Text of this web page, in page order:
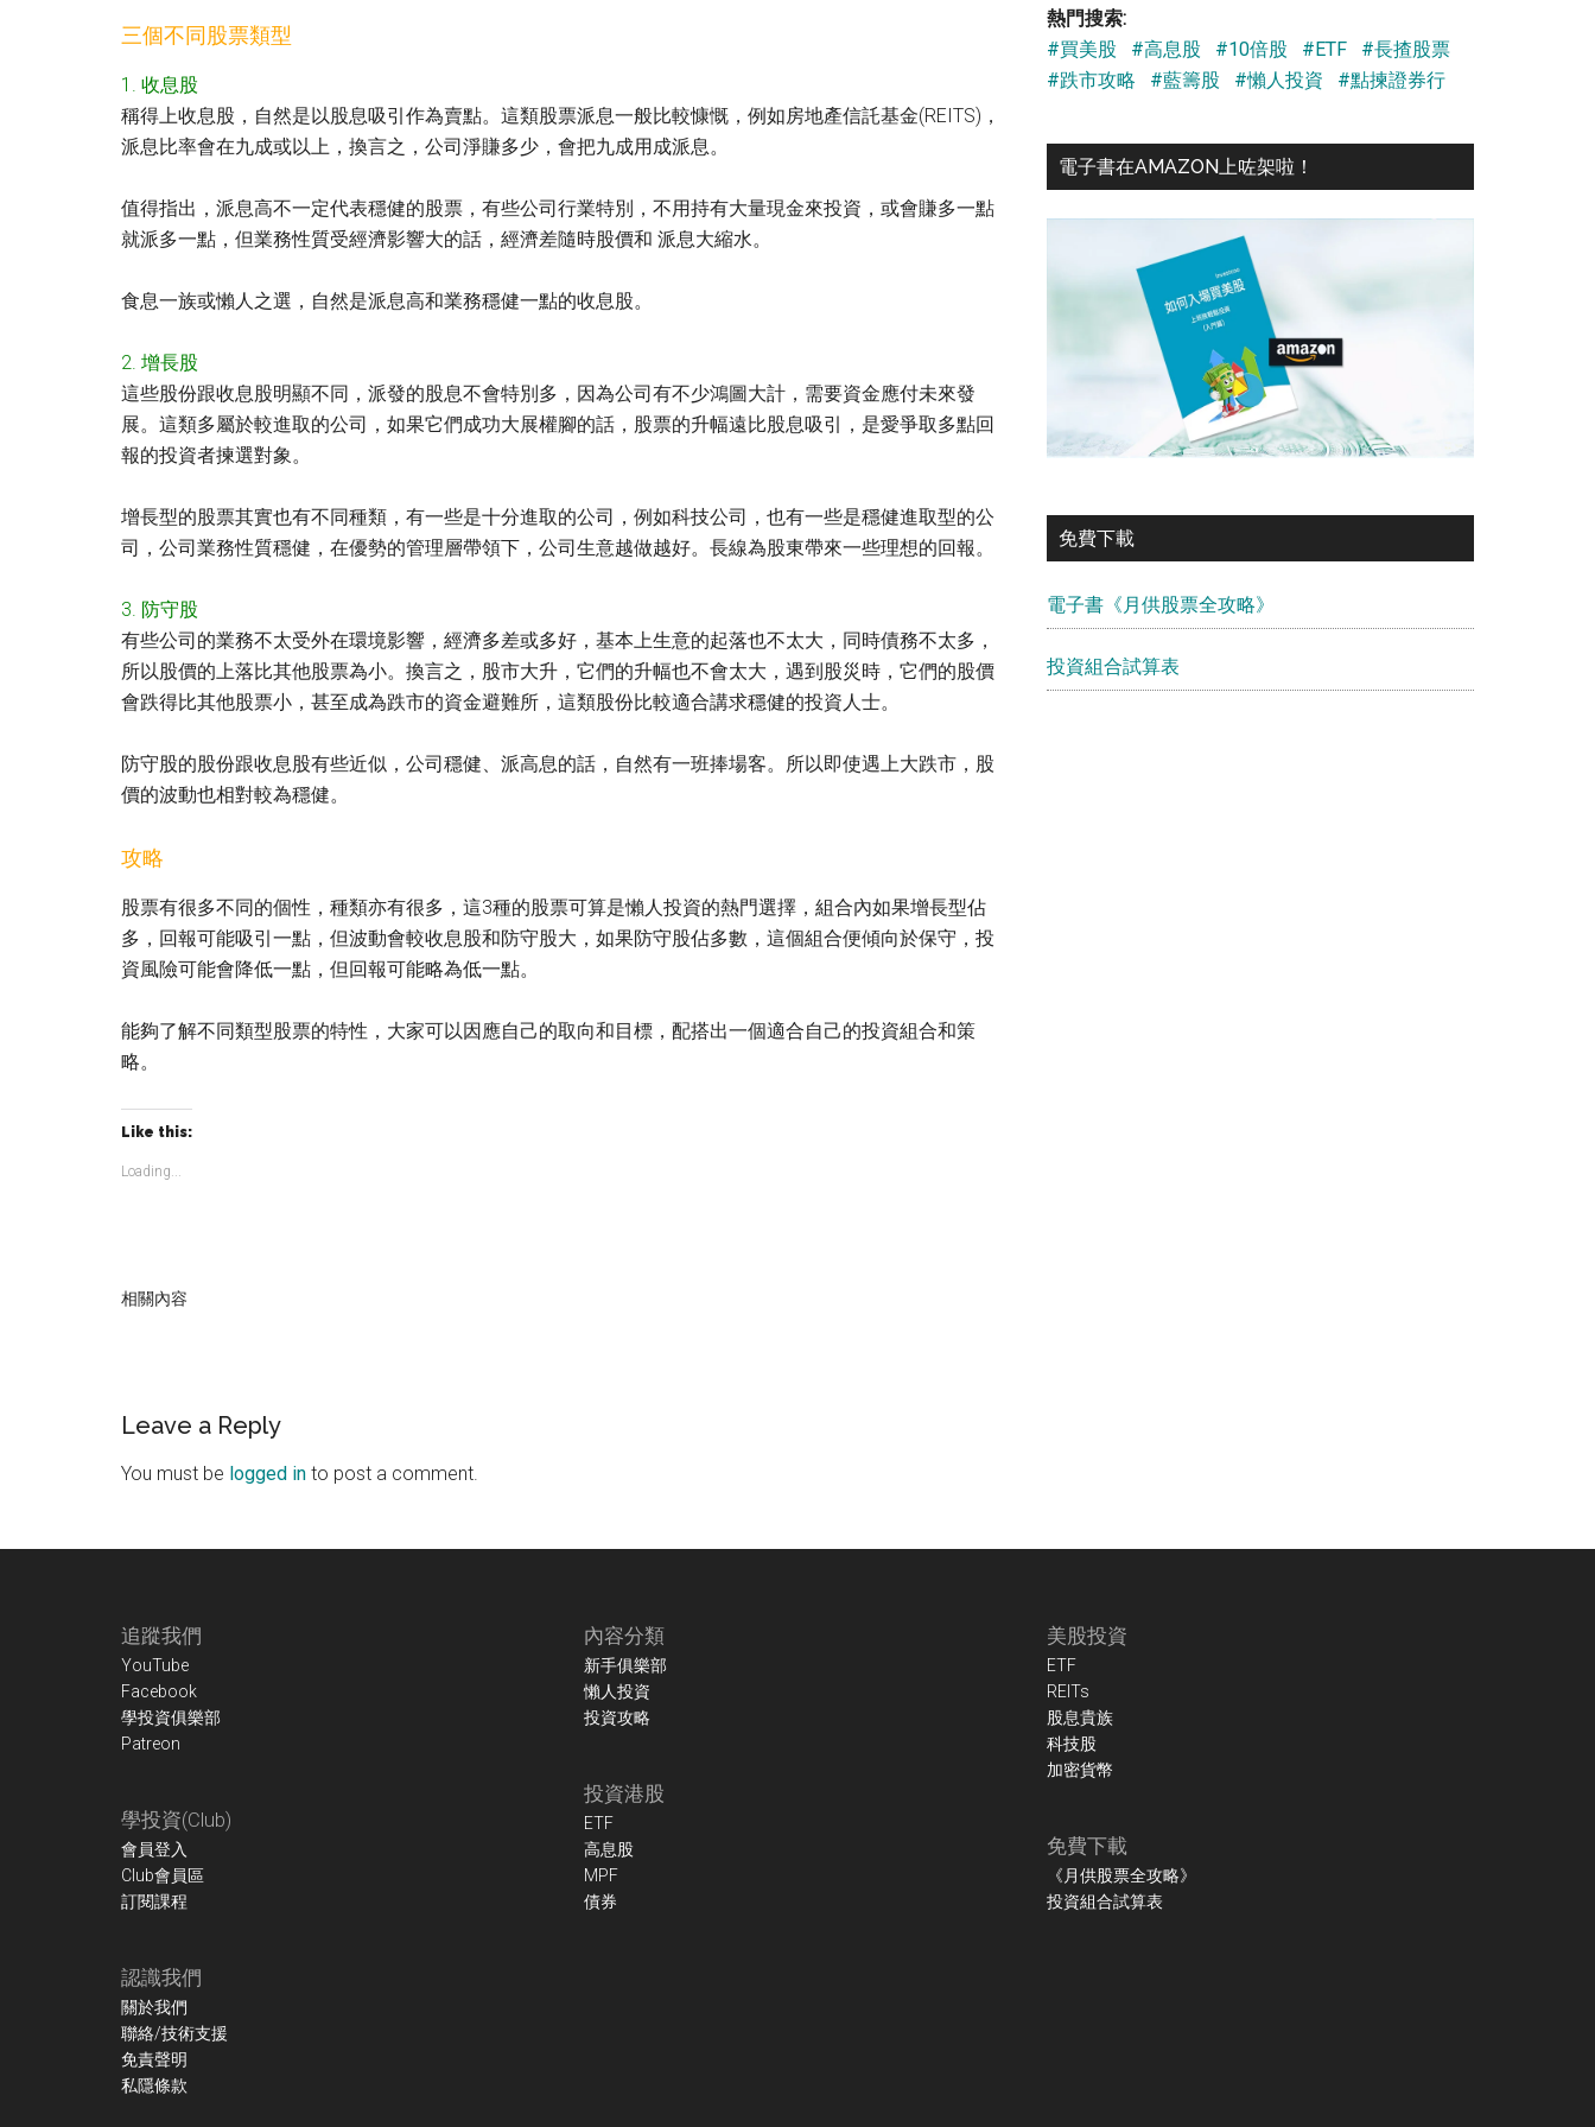
三個不同股票類型
1. 收息股
稱得上收息股，自然是以股息吸引作為賣點。這類股票派息一般比較慷慨，例如房地產信託基金(REITS)，
派息比率會在九成或以上，換言之，公司淨賺多少，會把九成用成派息。
值得指出，派息高不一定代表穩健的股票，有些公司行業特別，不用持有大量現金來投資，或會賺多一點
就派多一點，但業務性質受經濟影響大的話，經濟差隨時股價和 派息大縮水。
食息一族或懶人之選，自然是派息高和業務穩健一點的收息股。
2. 增長股
這些股份跟收息股明顯不同，派發的股息不會特別多，因為公司有不少鴻圖大計，需要資金應付未來發
展。這類多屬於較進取的公司，如果它們成功大展權腳的話，股票的升幅遠比股息吸引，是愛爭取多點回
報的投資者揀選對象。
增長型的股票其實也有不同種類，有一些是十分進取的公司，例如科技公司，也有一些是穩健進取型的公
司，公司業務性質穩健，在優勢的管理層帶領下，公司生意越做越好。長線為股東帶來一些理想的回報。
3. 防守股
有些公司的業務不太受外在環境影響，經濟多差或多好，基本上生意的起落也不太大，同時債務不太多，
所以股價的上落比其他股票為小。換言之，股市大升，它們的升幅也不會太大，遇到股災時，它們的股價
會跌得比其他股票小，甚至成為跌市的資金避難所，這類股份比較適合講求穩健的投資人士。
防守股的股份跟收息股有些近似，公司穩健、派高息的話，自然有一班捧場客。所以即使遇上大跌市，股
價的波動也相對較為穩健。
攻略
股票有很多不同的個性，種類亦有很多，這3種的股票可算是懶人投資的熱門選擇，組合內如果增長型佔
多，回報可能吸引一點，但波動會較收息股和防守股大，如果防守股佔多數，這個組合便傾向於保守，投
資風險可能會降低一點，但回報可能略為低一點。
能夠了解不同類型股票的特性，大家可以因應自己的取向和目標，配搭出一個適合自己的投資組合和策
略。
Like this:
Loading...
相關內容
Reader
Interactions
Leave a Reply
You must be logged in to post a comment.
熱門搜索:
#買美股
#高息股 #10倍股 #ETF
#長揸股票
#跌市攻略
#藍籌股 #懶人投資 #點揀證券行
電子書在AMAZON上咗架啦！
免費下載
電子書《月供股票全攻略》
投資組合試算表
追蹤我們
YouTube
Facebook
學投資俱樂部
Patreon
學投資(Club)
會員登入
Club會員區
訂閱課程
認識我們
關於我們
聯絡/技術支援
免責聲明
私隱條款
內容分類
新手俱樂部
懶人投資
投資攻略
投資港股
ETF
高息股
MPF
債券
美股投資
ETF
REITs
股息貴族
科技股
加密貨幣
免費下載
《月供股票全攻略》
投資組合試算表